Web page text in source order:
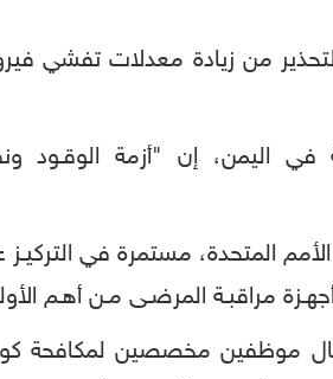
التحذير من زيادة معدلات تفشي
اليمن، إن "أزمة الوقـود
المتحدة، مستمرة في التركيـز
مراقبـة المرضـى مـن أهـم
موظفين مخصصين لمكافحة